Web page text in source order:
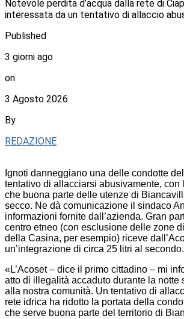
Notevole perdita d’acqua dalla rete di
interessata da un tentativo di allaccio
Published
3 giorni ago
on
3 Agosto 2026
By
REDAZIONE
Ignoti danneggiano una delle condotte
tentativo di allacciarsi abusivamente, con
che buona parte delle utenze di
secco. Ne dà comunicazione il sindaco
informazioni fornite dall’azienda. Gran
centro etneo (con esclusione delle zone
della Casina, per esempio) riceve
un’integrazione di circa 25 litri al secondo.
«L’Acoset – dice il primo cittadino – mi
atto di illegalità accaduto durante la notte
alla nostra comunità. Un tentativo di
rete idrica ha ridotto la portata della
che serve buona parte del territorio di